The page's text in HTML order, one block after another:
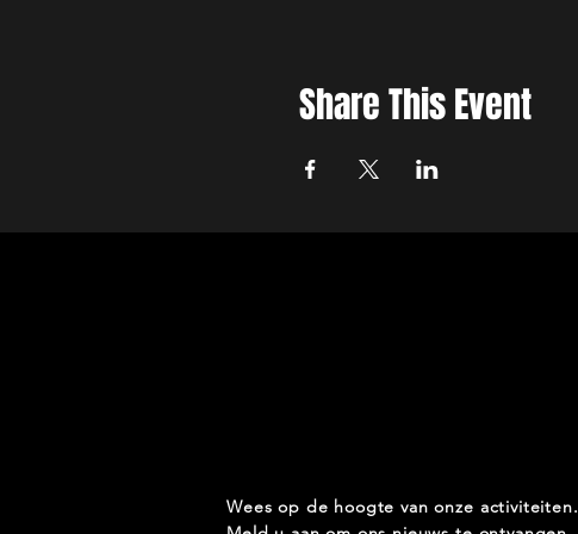
Share This Event
Wees op de hoogte van onze activiteiten.